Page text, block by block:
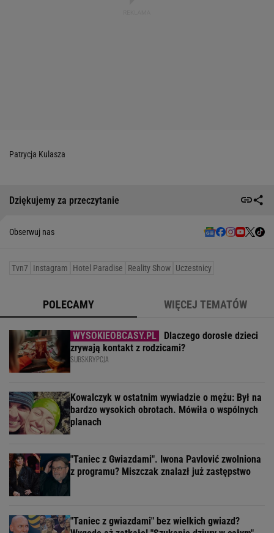
Patrycja Kulasza
Dziękujemy za przeczytanie
Obserwuj nas
Tvn7 Instagram Hotel Paradise Reality Show Uczestnicy
POLECAMY WIĘCEJ TEMATÓW
Dlaczego dorosłe dzieci
zrywają kontakt z rodzicami?
SUBSKRYPCJA
Kowalczyk w ostatnim wywiadzie o mężu: Był na
bardzo wysokich obrotach. Mówiła o wspólnych
planach
"Taniec z Gwiazdami". Iwona Pavlović zwolniona
z programu? Miszczak znalazł już zastępstwo
"Taniec z gwiazdami" bez wielkich gwiazd?